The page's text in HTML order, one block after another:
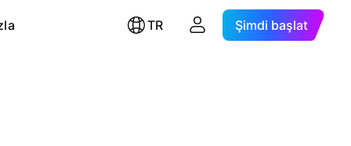
TR Şimdi başlat